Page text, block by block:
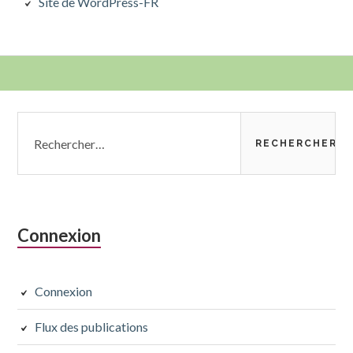
latérale
subsidiaire
Connexion
Connexion
Flux des publications